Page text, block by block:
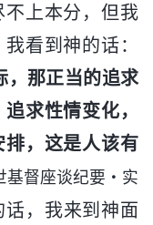
上本分，但我
看到神的话：
，那正当的追求
求性情变化，
，这是人该有
督座谈纪要・实
话，我来到神面